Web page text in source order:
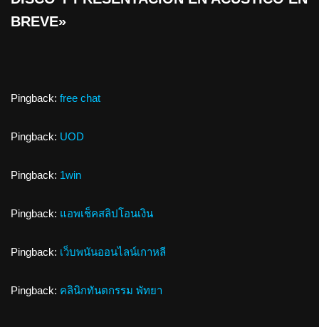
BREVE»
Pingback: free chat
Pingback: UOD
Pingback: 1win
Pingback: แอพเช็คสลิปโอนเงิน
Pingback: เว็บพนันออนไลน์เกาหลี
Pingback: คลินิกทันตกรรม พัทยา